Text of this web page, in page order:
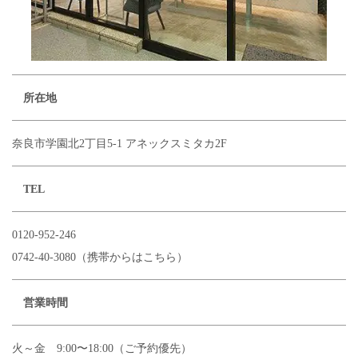
所在地
奈良市学園北2丁目5-1 アネックスミタカ2F
TEL
0120-952-246
0742-40-3080（携帯からはこちら）
営業時間
火～金 9:00〜18:00（ご予約優先）